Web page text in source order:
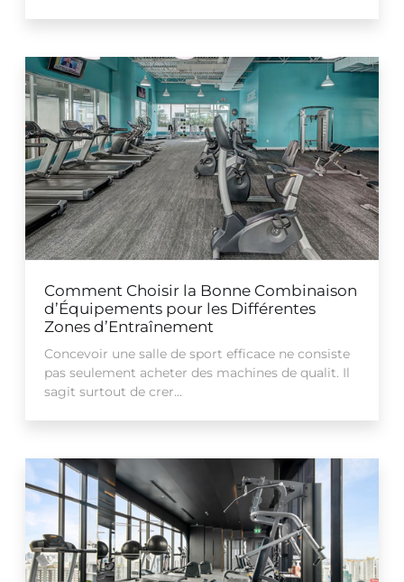
Comment Choisir la Bonne Combinaison
d’Équipements pour les Différentes
Zones d’Entraînement
Concevoir une salle de sport efficace ne consiste
pas seulement acheter des machines de qualit. Il
sagit surtout de crer...